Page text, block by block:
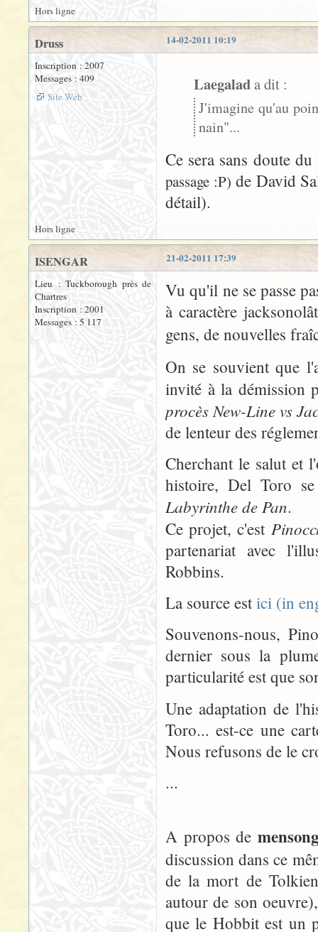
Hors ligne
14-02-2011 10:19
Druss
Inscription : 2007
Messages : 409
Site Web
Laegalada dit :
J'imagine qu'au
nain"...
Ce sera sans doute du
passage :P) de David
détail).
Hors ligne
21-02-2011 17:39
ISENGAR
Lieu : Tuckborough près de
Chartres
Inscription : 2001
Messages : 5 117
Vu qu'il ne se passe
à caractère
gens, de nouvelles
On se souvient que
invité à la démission
procès New-Line vs
de lenteur des
Cherchant le salut et
histoire, Del Toro
Labyrinthe de Pan.
Ce projet, c'est
partenariat avec
Robbins.
La source estici (in
Souvenons-nous,
dernier sous la
particularité est que
Une adaptation de
Toro... est-ce une
Nous refusons de le
...
A propos de
discussion dans ce
de la mort de
autour de son
que le Hobbit est un